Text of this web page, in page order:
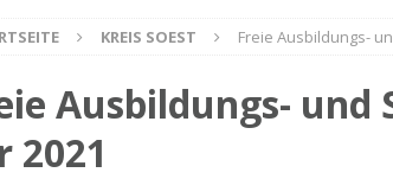
[ 5. September 2024 ] Höhere
[ 2. September 2024 ]
Geschützt: Reden
Internetauftritt der Stadt
KREIS SOEST Freie Ausbildungs-
Ausbildungs- und
2021